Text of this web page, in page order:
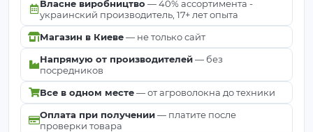
Власне виробництво — 40% ассортимента -
украинский производитель, 17+ лет опыта
Магазин в Киеве— не только сайт
Напрямую от производителей— без
посредников
Все в одном месте— от агроволокна до техники
Оплата при получении— платите после
проверки товара